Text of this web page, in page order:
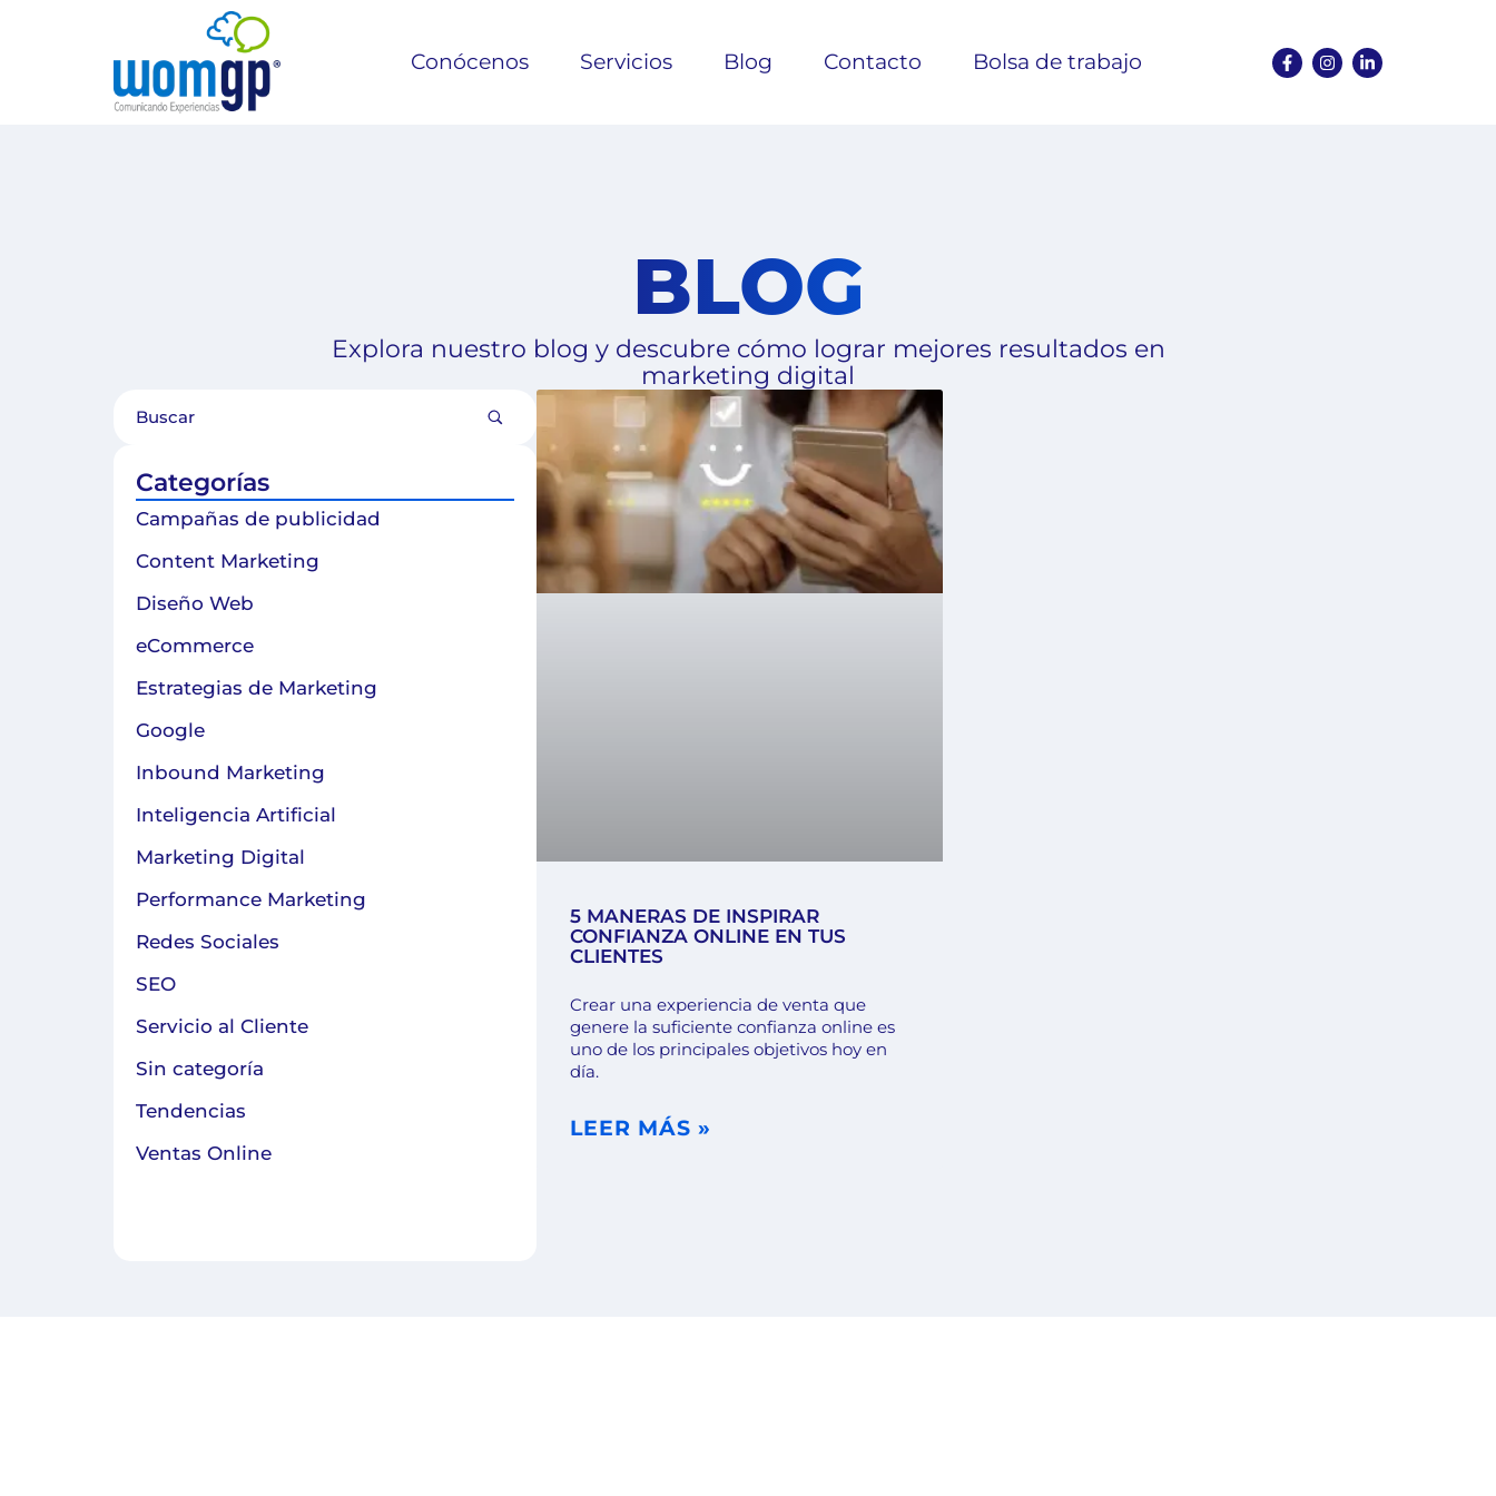
Conócenos Servicios Blog Contacto Bolsa de trabajo
BLOG
Explora nuestro blog y descubre cómo lograr mejores resultados en
marketing digital
Categorías
Campañas de publicidad
Content Marketing
Diseño Web
eCommerce
Estrategias de Marketing
Google
Inbound Marketing
Inteligencia Artificial
Marketing Digital
Performance Marketing
Redes Sociales
SEO
Servicio al Cliente
Sin categoría
Tendencias
Ventas Online
5 MANERAS DE INSPIRAR
CONFIANZA ONLINE EN TUS
CLIENTES
Crear una experiencia de venta que
genere la suficiente confianza online es
uno de los principales objetivos hoy en
día.
LEER MÁS »